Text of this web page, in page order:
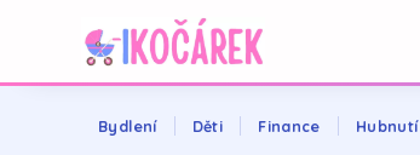
Bydlení Děti Finance Hubnutí